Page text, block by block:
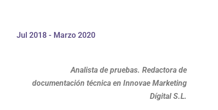
Jul 2018 - Marzo 2020
Analista de pruebas. Redactora de
documentación técnica en Innovae Marketing
Dígital S.L.